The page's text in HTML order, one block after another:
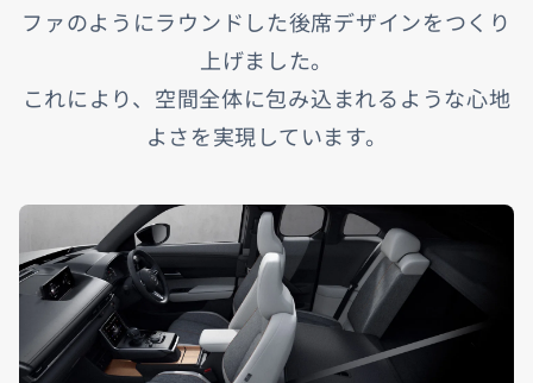
ファのようにラウンドした後席デザインをつくり
上げました。
これにより、空間全体に包み込まれるような心地
よさを実現しています。